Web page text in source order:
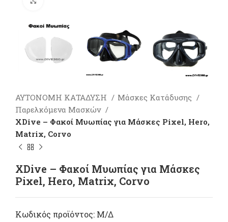
ΑΥΤΟΝΟΜΗ ΚΑΤΑΔΥΣΗ
Μάσκες Κατάδυσης
Παρελκόμενα Μασκών
XDive – Φακοί Μυωπίας για Μάσκες Pixel, Hero,
Matrix, Corvo
XDive – Φακοί Μυωπίας για Μάσκες
Pixel, Hero, Matrix, Corvo
Κωδικός προϊόντος: Μ/Δ